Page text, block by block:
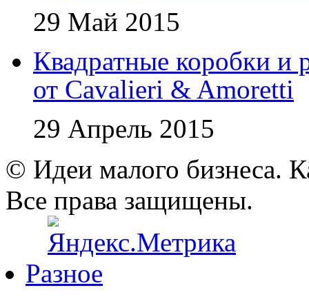
29 Май 2015
Квадратные коробки и
от Cavalieri & Amoretti
29 Апрель 2015
© Идеи малого бизнеса.
Все права защищены.
Разное